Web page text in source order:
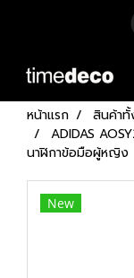
หน้าแรก สินค้า
ADIDAS
นาฬิกาข้อมือผู้หญิง
New